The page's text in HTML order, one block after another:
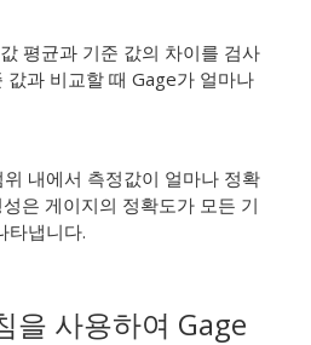
평균과 기준 값의 차이를 검사
값과 비교할 때 Gage가 얼마나
내에서 측정값이 얼마나 정확
은 게이지의 정확도가 모든 기
타냅니다.
을 사용하여 Gage